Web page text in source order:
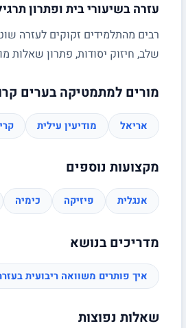
עזרה בשיעורי בית ופתרון
רבים מהתלמידים זקוקים לעזרה
שלב, חיזוק יסודות, פתרון
מורים למתמטיקה בערים
אריאל מודיעין עילית
מקצועות נוספים
אנגלית פיזיקה כימיה
מדריכים בנושא
איך פותרים משוואה ריבועית
שאלות נפוצות